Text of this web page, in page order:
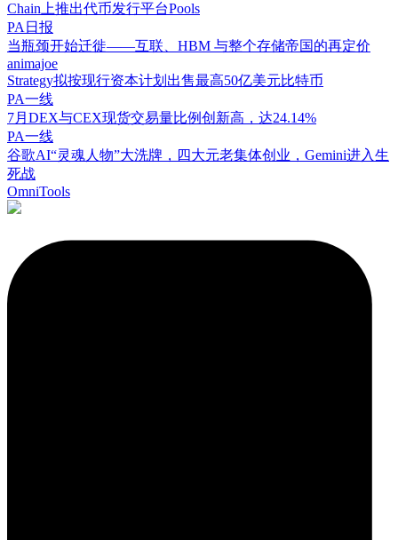
Chain上推出代币发行平台Pools
PA日报
当瓶颈开始迁徙——互联、HBM 与整个存储帝国的再定价
animajoe
Strategy拟按现行资本计划出售最高50亿美元比特币
PA一线
7月DEX与CEX现货交易量比例创新高，达24.14%
PA一线
谷歌AI“灵魂人物”大洗牌，四大元老集体创业，Gemini进入生
死战
OmniTools